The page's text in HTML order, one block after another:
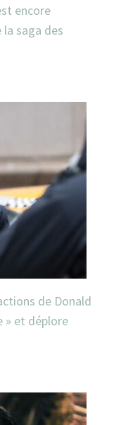
encore
saga des
de Donald
» et déplore